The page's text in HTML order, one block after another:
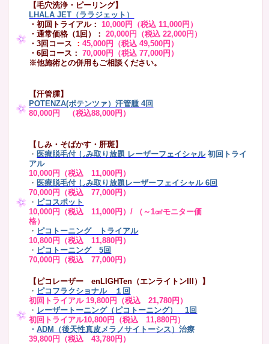
【毛穴洗浄・ピーリング】
LHALA JET（ララジェット）
・初回トライアル：10,000円（税込 11,000円）
・通常価格（1回）：
20,000円（税込 22,000円）
・3回コース ：45,000円（税込 49,500円）
・6回コース：
70,000円（税込 77,000円）
※他施術との併用もご相談ください。
【汗管腫】
POTENZA(ポテンツァ）汗管腫 4回
80,000円 （税込88,000円）
【しみ・そばかす・肝斑】
・ 医療脱毛付 しみ取り放題 レーザーフェイシャル 初回トライ
アル
10,000円（税込 11,000円）
・ 医療脱毛付 しみ取り放題レーザーフェイシャル 6回
70,000円（税込 77,000円）
・ ピコスポット
10,000円（税込 11,000円）/ （～1㎠モニター価
格）
・ ピコトーニング トライアル
10,800円（税込 11,880円）
・ ピコトーニング 5回
70,000円（税込 77,000円）
【ピコレーザー enLIGHTen（エンライトンIII）】
・ ピコフラクショナル １回
初回トライアル 19,800円（税込 21,780円）
・ レーザートーニング（ピコトーニング） 1回
初回トライアル10,800円（税込 11,880円）
・ADM（後天性真皮メラノサイトーシス）治療
39,800円（税込 43,780円）